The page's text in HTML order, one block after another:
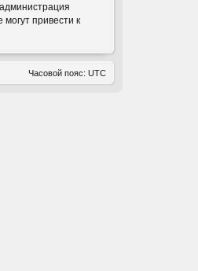
привести к
Часовой пояс: UTC